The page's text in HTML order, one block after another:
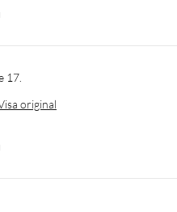
17.
original